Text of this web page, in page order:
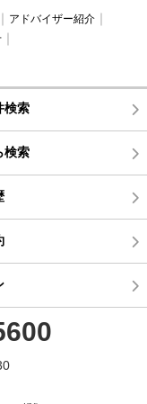
アドバイザー紹介
検索
検索